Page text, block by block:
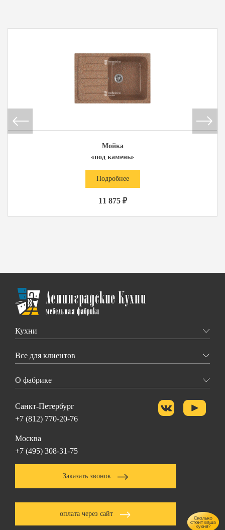
Мойка
«под камень»
Подробнее
11 875 ₽
Кухни
Все для клиентов
О фабрике
Санкт-Петербург
+7 (812) 770-20-76
Москва
+7 (495) 308-31-75
Заказать звонок
оплата через сайт